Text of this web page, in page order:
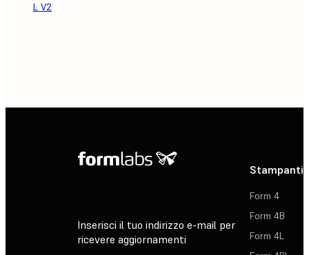
L V2
Inserisci il tuo indirizzo e-mail per
ricevere aggiornamenti
Stampanti
Form 4
Form 4B
Form 4L